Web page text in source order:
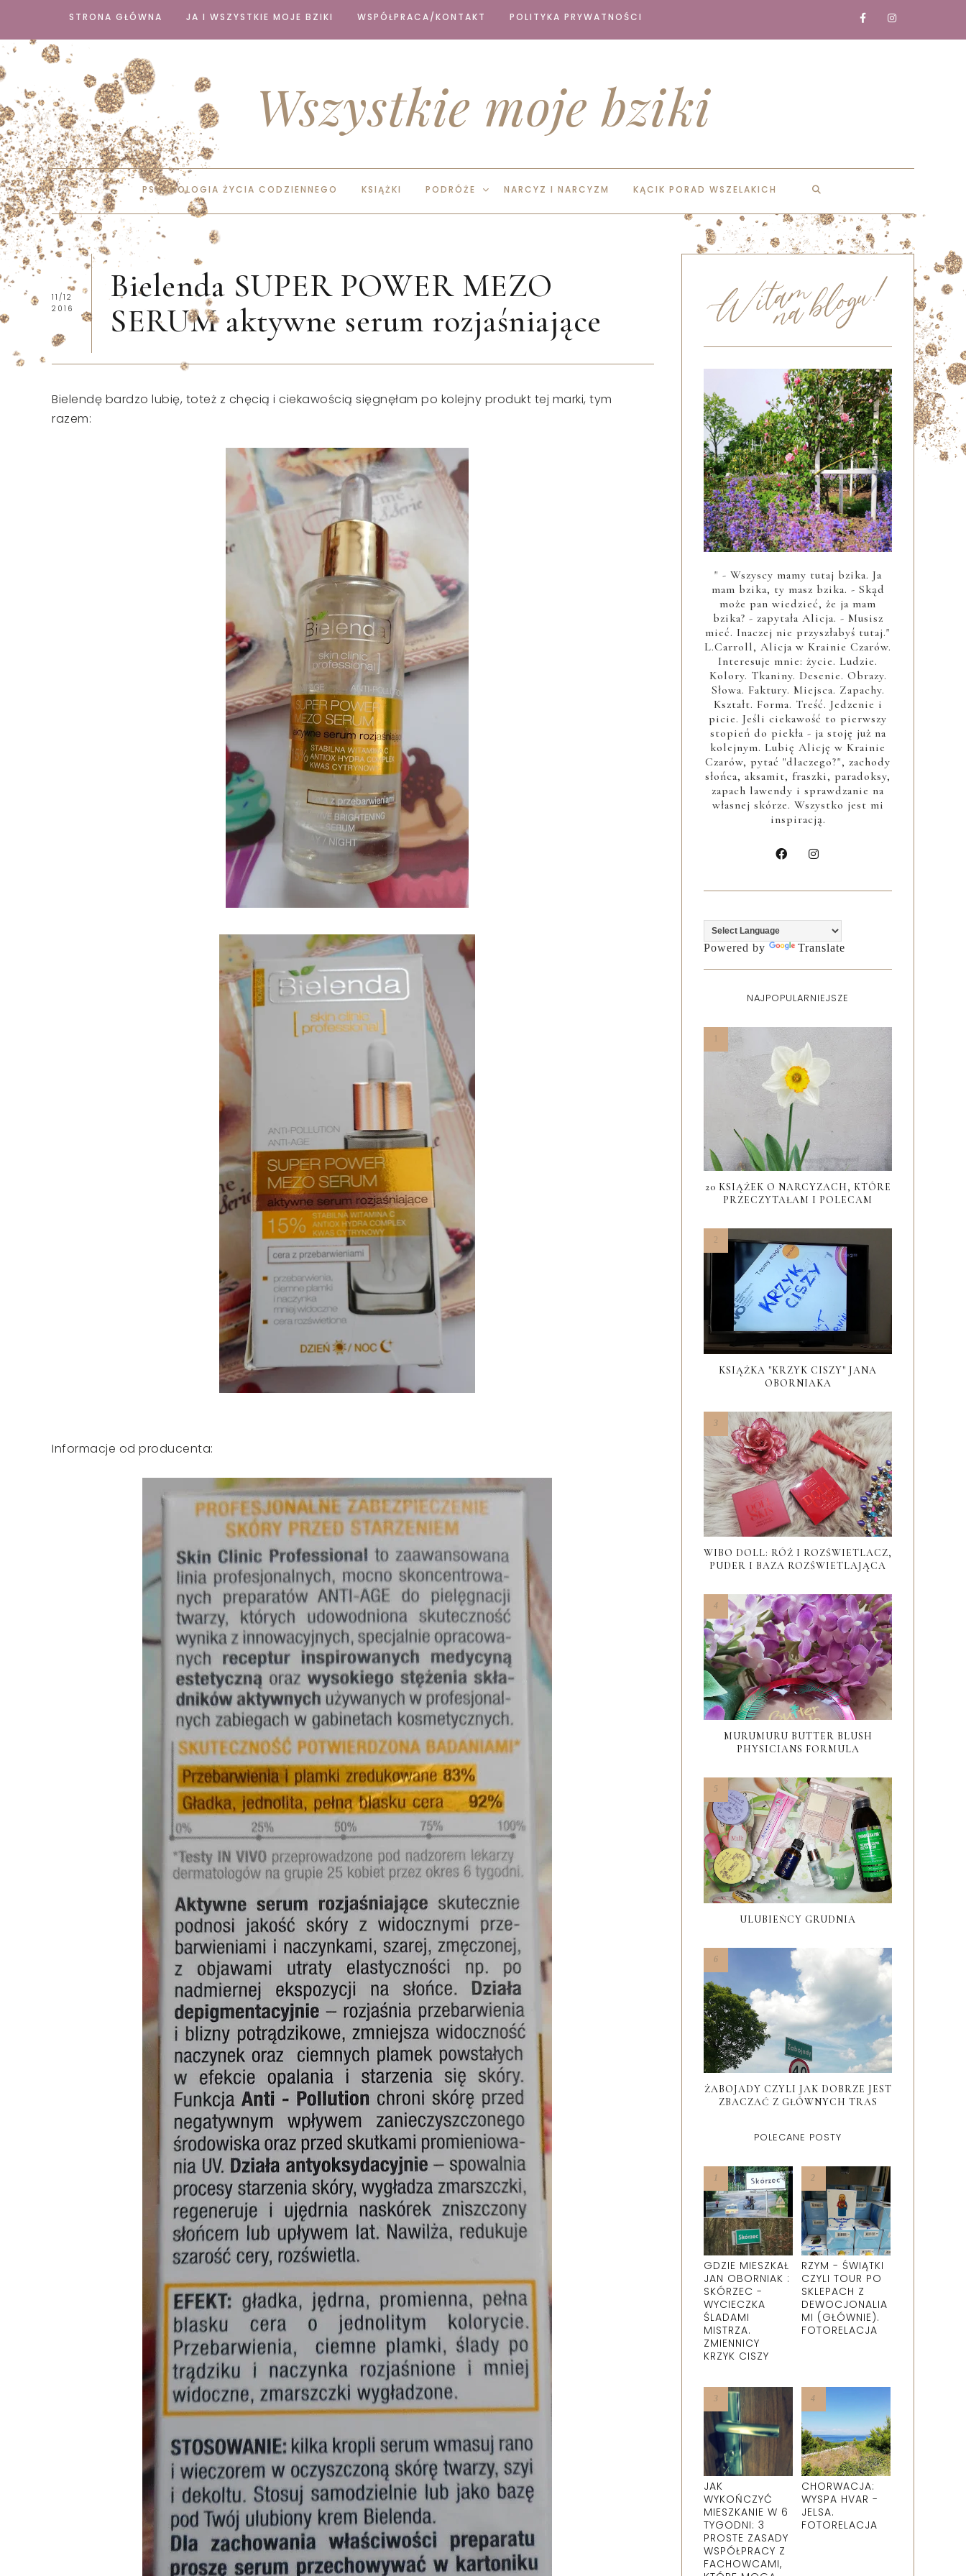
STRONA GŁÓWNA JA I WSZYSTKIE MOJE BZIKI WSPÓŁPRACA/KONTAKT POLITYKA PRYWATNOŚCI
Wszystkie moje bziki
PSYCHOLOGIA ŻYCIA CODZIENNEGO KSIĄŻKI PODRÓŻE NARCYZ I NARCYZM KĄCIK PORAD WSZELAKICH
11/12
2016
Bielenda SUPER POWER MEZO
SERUM aktywne serum rozjaśniające
Bielendę bardzo lubię, toteż z chęcią i ciekawością sięgnęłam po kolejny produkt tej marki, tym
razem:
Informacje od producenta:
" - Wszyscy mamy tutaj bzika. Ja
mam bzika, ty masz bzika. - Skąd
może pan wiedzieć, że ja mam
bzika? - zapytała Alicja. - Musisz
mieć. Inaczej nie przyszłabyś tutaj."
L.Carroll, Alicja w Krainie Czarów.
Interesuje mnie: życie. Ludzie.
Kolory. Tkaniny. Desenie. Obrazy.
Słowa. Faktury. Miejsca. Zapachy.
Kształt. Forma. Treść. Jedzenie i
picie. Jeśli ciekawość to pierwszy
stopień do piekła - ja stoję już na
kolejnym. Lubię Alicję w Krainie
Czarów, pytać "dlaczego?", zachody
słońca, aksamit, fraszki, paradoksy,
zapach lawendy i sprawdzanie na
własnej skórze. Wszystko jest mi
inspiracją.
Powered by Translate
NAJPOPULARNIEJSZE
20 KSIĄŻEK O NARCYZACH, KTÓRE
PRZECZYTAŁAM I POLECAM
KSIĄŻKA "KRZYK CISZY" JANA
OBORNIAKA
WIBO DOLL: RÓŻ I ROZŚWIETLACZ,
PUDER I BAZA ROZŚWIETLAJĄCA
MURUMURU BUTTER BLUSH
PHYSICIANS FORMULA
ULUBIEŃCY GRUDNIA
ŻABOJADY CZYLI JAK DOBRZE JEST
ZBACZAĆ Z GŁÓWNYCH TRAS
POLECANE POSTY
GDZIE MIESZKAŁ
JAN OBORNIAK :
SKÓRZEC -
WYCIECZKA
ŚLADAMI
MISTRZA.
ZMIENNICY
KRZYK CISZY
RZYM - ŚWIĄTKI
CZYLI TOUR PO
SKLEPACH Z
DEWOCJONALIA
MI (GŁÓWNIE).
FOTORELACJA
JAK
WYKOŃCZYĆ
MIESZKANIE W 6
TYGODNI: 3
PROSTE ZASADY
WSPÓŁPRACY Z
FACHOWCAMI,
CHORWACJA:
WYSPA HVAR -
JELSA.
FOTORELACJA